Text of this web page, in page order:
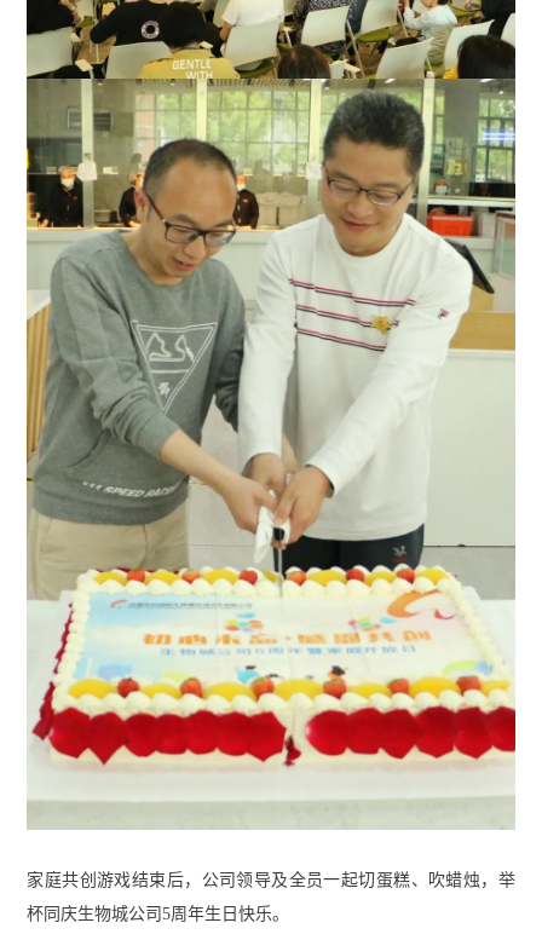
家庭共创游戏结束后，公司领导及全员一起切蛋糕、吹蜡烛，举
杯同庆生物城公司5周年生日快乐。